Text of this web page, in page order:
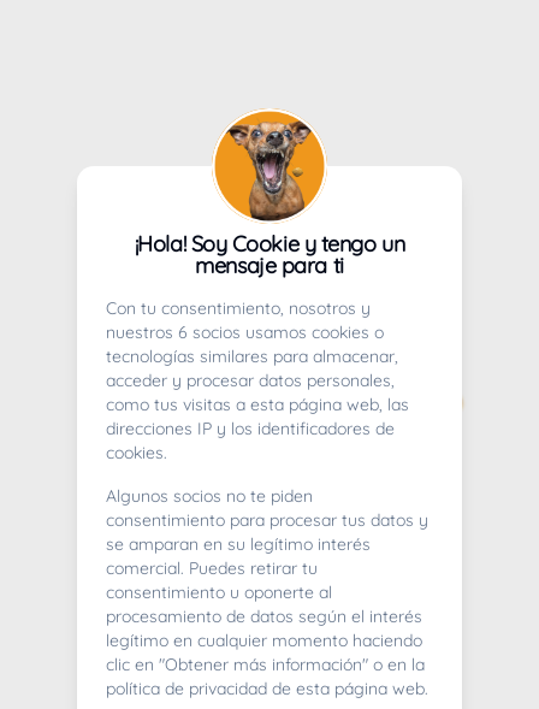
404
Whoops! Lo sentimos mucho.
¡Hola! Soy Cookie y tengo un
mensaje para ti
Con tu consentimiento, nosotros y
nuestros 6 socios usamos cookies o
tecnologías similares para almacenar,
acceder y procesar datos personales,
como tus visitas a esta página web, las
direcciones IP y los identificadores de
cookies.
Algunos socios no te piden
consentimiento para procesar tus datos y
se amparan en su legítimo interés
comercial. Puedes retirar tu
consentimiento u oponerte al
procesamiento de datos según el interés
legítimo en cualquier momento haciendo
clic en "Obtener más información" o en la
política de privacidad de esta página web.